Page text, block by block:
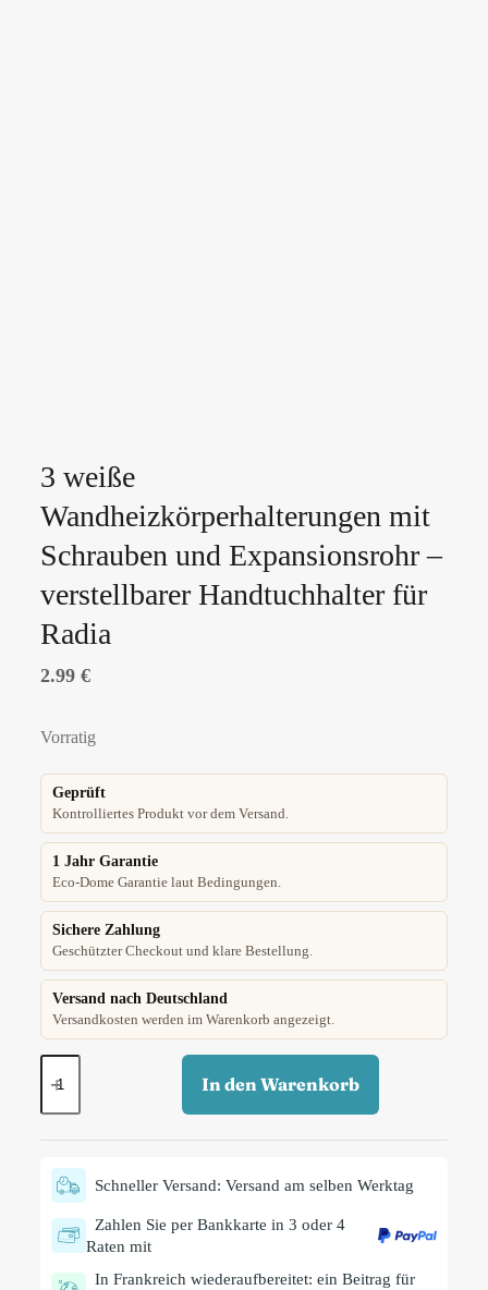
3 weiße
Wandheizkörperhalterungen mit
Schrauben und Expansionsrohr –
verstellbarer Handtuchhalter für
Radia
2.99 €
Vorratig
Geprüft
Kontrolliertes Produkt vor dem Versand.
1 Jahr Garantie
Eco-Dome Garantie laut Bedingungen.
Sichere Zahlung
Geschützter Checkout und klare Bestellung.
Versand nach Deutschland
Versandkosten werden im Warenkorb angezeigt.
In den Warenkorb
Schneller Versand: Versand am selben Werktag
Zahlen Sie per Bankkarte in 3 oder 4
Raten mit
In Frankreich wiederaufbereitet: ein Beitrag für